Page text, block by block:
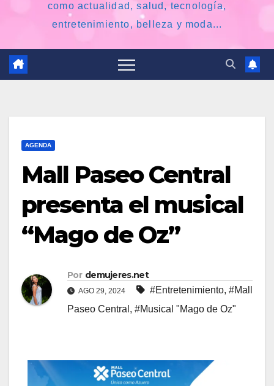
como actualidad, salud, tecnología,
entretenimiento, belleza y moda...
AGENDA
Mall Paseo Central
presenta el musical
“Mago de Oz”
Por demujeres.net
AGO 29, 2024 #Entretenimiento, #Mall
Paseo Central , #Musical "Mago de Oz"